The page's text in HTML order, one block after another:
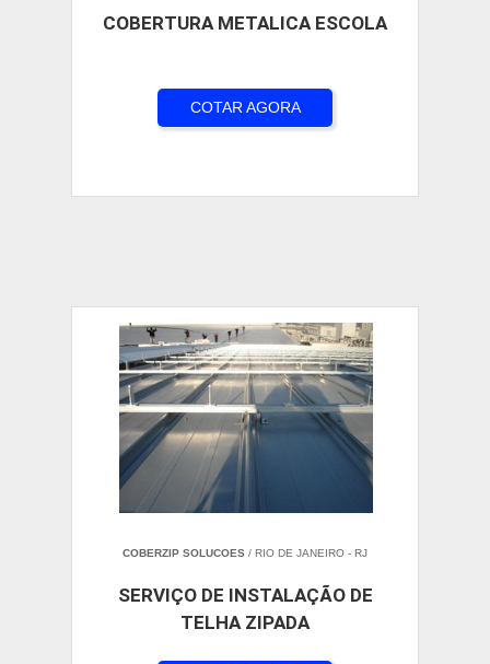
COBERTURA METALICA ESCOLA
COTAR AGORA
COBERZIP SOLUCOES / RIO DE JANEIRO - RJ
SERVIÇO DE INSTALAÇÃO DE
TELHA ZIPADA